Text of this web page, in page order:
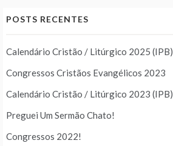
POSTS RECENTES
Calendário Cristão / Litúrgico 2025 (IPB)
Congressos Cristãos Evangélicos 2023
Calendário Cristão / Litúrgico 2023 (IPB)
Preguei Um Sermão Chato!
Congressos 2022!